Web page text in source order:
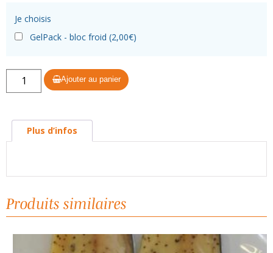
Je choisis
GelPack - bloc froid (2,00€)
quantité
de
de
saumon
tranché
environ
Ajouter au panier
Plus d’infos
Produits similaires